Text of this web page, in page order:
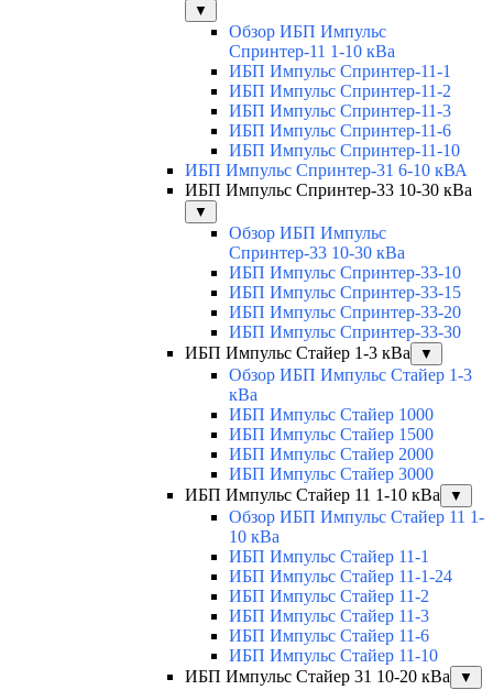
▼
Обзор ИБП Импульс
Спринтер-11 1-10 кВа
ИБП Импульс Спринтер-11-1
ИБП Импульс Спринтер-11-2
ИБП Импульс Спринтер-11-3
ИБП Импульс Спринтер-11-6
ИБП Импульс Спринтер-11-10
ИБП Импульс Спринтер-31 6-10 кВА
ИБП Импульс Спринтер-33 10-30 кВа
▼
Обзор ИБП Импульс
Спринтер-33 10-30 кВа
ИБП Импульс Спринтер-33-10
ИБП Импульс Спринтер-33-15
ИБП Импульс Спринтер-33-20
ИБП Импульс Спринтер-33-30
ИБП Импульс Стайер 1-3 кВа
▼
Обзор ИБП Импульс Стайер 1-3
кВа
ИБП Импульс Стайер 1000
ИБП Импульс Стайер 1500
ИБП Импульс Стайер 2000
ИБП Импульс Стайер 3000
ИБП Импульс Стайер 11 1-10 кВа
▼
Обзор ИБП Импульс Стайер 11 1-
10 кВа
ИБП Импульс Стайер 11-1
ИБП Импульс Стайер 11-1-24
ИБП Импульс Стайер 11-2
ИБП Импульс Стайер 11-3
ИБП Импульс Стайер 11-6
ИБП Импульс Стайер 11-10
ИБП Импульс Стайер 31 10-20 кВа
▼